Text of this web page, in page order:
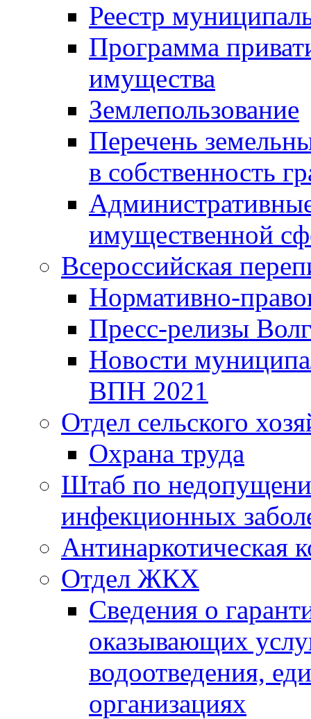
Реестр
Программа
имущества
Землепользование
Перечень
в собственность
имущественной
Всероссийская
Нормативно-
Пресс-релизы
Новости
ВПН 2021
Отдел сельского
Охрана труда
Штаб по
инфекционных
Антинаркотическая
Отдел ЖКХ
Сведения о
оказывающих
водоотведения,
организациях